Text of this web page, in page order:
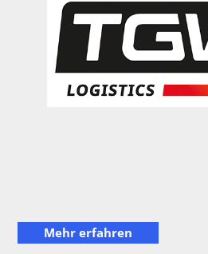
Mehr erfahren